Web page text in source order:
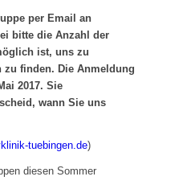
per Email an
bitte die Anzahl der
ist, uns zu
zu finden. Die Anmeldung
2017. Sie
wann Sie uns
tuebingen.de)
diesen Sommer